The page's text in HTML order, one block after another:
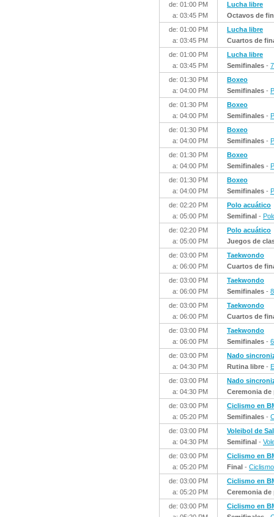
de: 01:00 PM
a: 03:45 PM
Lucha libre
Octavos de
de: 01:00 PM
a: 03:45 PM
Lucha libre
Cuartos de
de: 01:00 PM
a: 03:45 PM
Lucha libre
Semifinales -
de: 01:30 PM
a: 04:00 PM
Boxeo
Semifinales -
de: 01:30 PM
a: 04:00 PM
Boxeo
Semifinales -
de: 01:30 PM
a: 04:00 PM
Boxeo
Semifinales -
de: 01:30 PM
a: 04:00 PM
Boxeo
Semifinales -
de: 01:30 PM
a: 04:00 PM
Boxeo
Semifinales -
de: 02:20 PM
a: 05:00 PM
Polo acuático
Semifinal -
de: 02:20 PM
a: 05:00 PM
Polo acuático
Juegos de
de: 03:00 PM
a: 06:00 PM
Taekwondo
Cuartos de
de: 03:00 PM
a: 06:00 PM
Taekwondo
Semifinales -
de: 03:00 PM
a: 06:00 PM
Taekwondo
Cuartos de
de: 03:00 PM
a: 06:00 PM
Taekwondo
Semifinales -
de: 03:00 PM
a: 04:30 PM
Nado
Rutina libre -
de: 03:00 PM
a: 04:30 PM
Nado
Ceremonia de
de: 03:00 PM
a: 05:20 PM
Ciclismo en
Semifinales -
de: 03:00 PM
a: 04:30 PM
Voleibol de
Semifinal -
de: 03:00 PM
a: 05:20 PM
Ciclismo en
Final -
de: 03:00 PM
a: 05:20 PM
Ciclismo en
Ceremonia de
de: 03:00 PM
Ciclismo en